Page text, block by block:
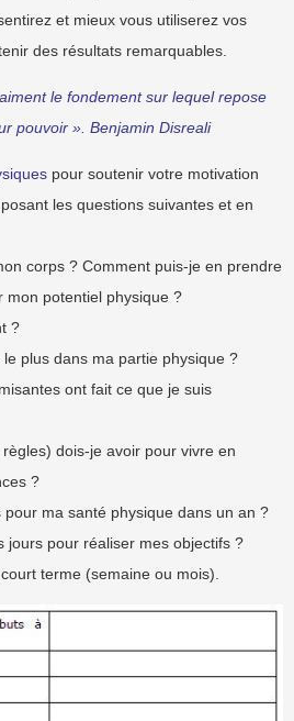
et mieux vous utiliserez vos
des résultats remarquables.
le fondement sur lequel repose
pouvoir ». Benjamin Disreali
pour soutenir votre motivation
les questions suivantes et en
corps ? Comment puis-je en prendre
mon potentiel physique ?
?
le plus dans ma partie physique ?
ont fait ce que je suis
dois-je avoir pour vivre en
?
ma santé physique dans un an ?
jours pour réaliser mes objectifs ?
terme (semaine ou mois).